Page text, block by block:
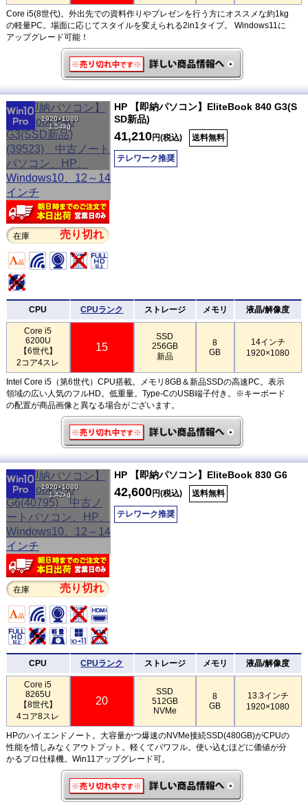
Core i5(8世代)。外出先での資料作りやプレゼンを行う方にオススメな約1kg
の軽量PC。場面に応じてスタイルを変えられる2in1タイプ。 Windows11に
アップグレード可能！
1920×1080
1.54kg
在庫 売り切れ
HP 【即納パソコン】EliteBook 840 G3(S
SD新品)
41,210円(税込) 送料無料
テレワーク推奨
CPU CPUランク ストレージ メモリ 液晶/解像度
Core i5
6200U
【6世代】
2コア4スレ
15
SSD
256GB
新品
8
GB
14インチ
1920×1080
Intel Core i5（第6世代）CPU搭載。メモリ8GB＆新品SSDの高速PC。表示
領域の広い人気のフルHD。低重量。Type-CのUSB端子付き。※キーボード
の配置が商品画像と異なる場合がございます。
1920×1080
1.42kg
在庫 売り切れ
HP 【即納パソコン】EliteBook 830 G6
42,600円(税込) 送料無料
テレワーク推奨
CPU CPUランク ストレージ メモリ 液晶/解像度
Core i5
8265U
【8世代】
4コア8スレ
20
SSD
512GB
NVMe
8
GB
13.3インチ
1920×1080
HPのハイエンドノート。大容量かつ爆速のNVMe接続SSD(480GB)がCPUの
性能を惜しみなくアウトプット。軽くてパワフル。使い込むほどに価値が分
かるプロ仕様機。Win11アップグレード可。